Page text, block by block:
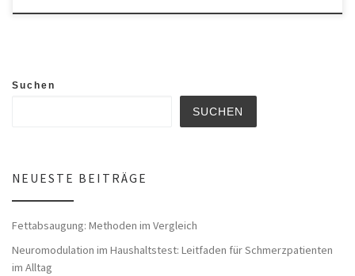
Suchen
SUCHEN
NEUESTE BEITRÄGE
Fettabsaugung: Methoden im Vergleich
Neuromodulation im Haushaltstest: Leitfaden für Schmerzpatienten
im Alltag